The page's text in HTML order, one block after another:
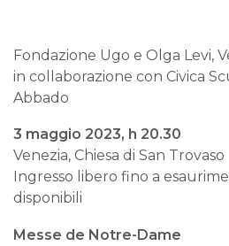
Fondazione Ugo e Olga Levi,
in collaborazione con Civica
Abbado
3 maggio 2023, h 20.30
Venezia, Chiesa di San Trovaso
Ingresso libero fino a
disponibili
Messe de Notre-Dame